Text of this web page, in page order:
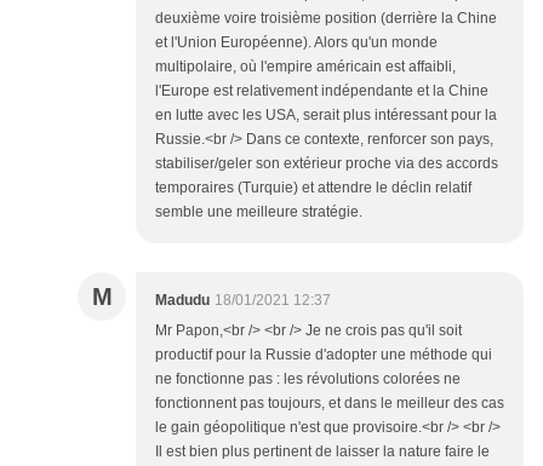
deuxième voire troisième position (derrière la Chine
et l'Union Européenne). Alors qu'un monde
multipolaire, où l'empire américain est affaibli,
l'Europe est relativement indépendante et la Chine
en lutte avec les USA, serait plus intéressant pour la
Russie.<br /> Dans ce contexte, renforcer son pays,
stabiliser/geler son extérieur proche via des accords
temporaires (Turquie) et attendre le déclin relatif
semble une meilleure stratégie.
M Madudu 18/01/2021 12:37
Mr Papon,<br /> <br /> Je ne crois pas qu'il soit
productif pour la Russie d'adopter une méthode qui
ne fonctionne pas : les révolutions colorées ne
fonctionnent pas toujours, et dans le meilleur des cas
le gain géopolitique n'est que provisoire.<br /> <br />
Il est bien plus pertinent de laisser la nature faire le